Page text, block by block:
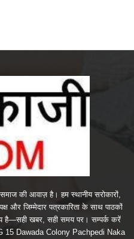
की आवाज़ है। हम स्थानीय सरोकारों,
और जिम्मेदार पत्रकारिता के साथ पाठकों
है—सही खबर, सही समय पर। सम्पर्क करें
15 Dawada Colony Pachpedi Naka